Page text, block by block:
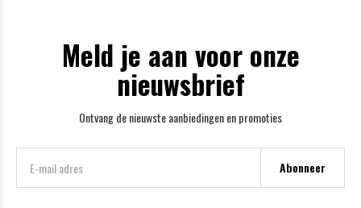
Meld je aan voor onze
nieuwsbrief
Ontvang de nieuwste aanbiedingen en promoties
Abonneer